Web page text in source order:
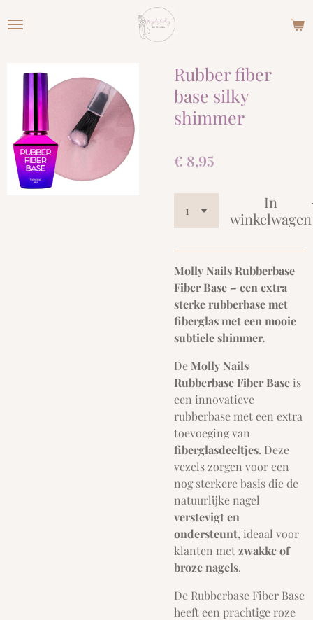
direct
hoofdinhoud
Rubber fiber
base silky
shimmer
€ 8,95
In
winkelwagen
Molly Nails Rubberbase
Fiber Base – een extra
sterke rubberbase met
fiberglas met een mooie
subtiele shimmer.
De Molly Nails
Rubberbase Fiber Base is
een innovatieve
rubberbase met een extra
toevoeging van
fiberglasdeeltjes. Deze
vezels zorgen voor een
nog sterkere basis die de
natuurlijke nagel
verstevigt en
ondersteunt, ideaal voor
klanten metzwakke of
broze nagels.
De Rubberbase Fiber Base
heeft een prachtige roze